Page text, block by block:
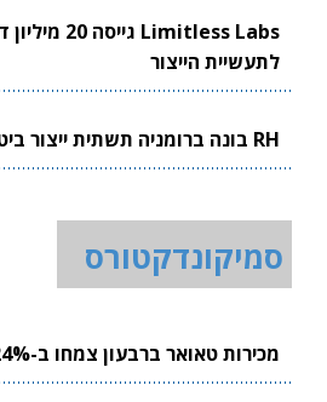
לתעשיית הייצור
RH בונה ברומניה תשתית ייצור ביטחוני ישראלית
סמיקונדקטורס
מכירות טאואר ברבעון צמחו ב-24%